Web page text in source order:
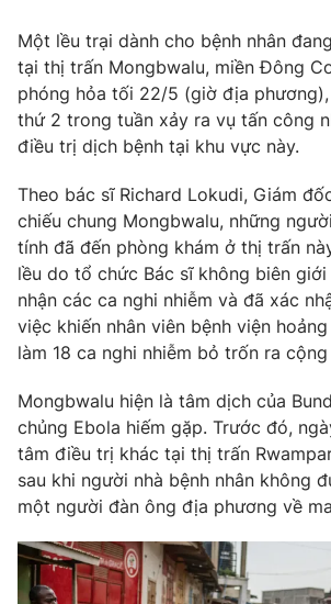
Học trực tuyến
Hitech Công nghệ tương lai
Sản phẩm
Thị trường
Tư vấn
Giao lưu trực tuyến
Lịch phát sóng
Chuyên mục khác
Emagazine Podcast
Photo
VTV Money VTV Thể
VTV Sức khoẻ Bất động
Thị trường 24h Tấm
Một lều trại dành cho bệnh nhân
tại thị trấn Mongbwalu, miền Đông
phóng hỏa tối 22/5 (giờ địa
thứ 2 trong tuần xảy ra vụ tấn công
điều trị dịch bệnh tại khu vực này.
Theo bác sĩ Richard Lokudi, Giám
chiếu chung Mongbwalu, những
tính đã đến phòng khám ở thị trấn
lều do tổ chức Bác sĩ không biên
nhận các ca nghi nhiễm và đã xác
việc khiến nhân viên bệnh viện
làm 18 ca nghi nhiễm bỏ trốn ra
Mongbwalu hiện là tâm dịch của
chủng Ebola hiếm gặp. Trước đó,
tâm điều trị khác tại thị trấn
sau khi người nhà bệnh nhân không
một người đàn ông địa phương về